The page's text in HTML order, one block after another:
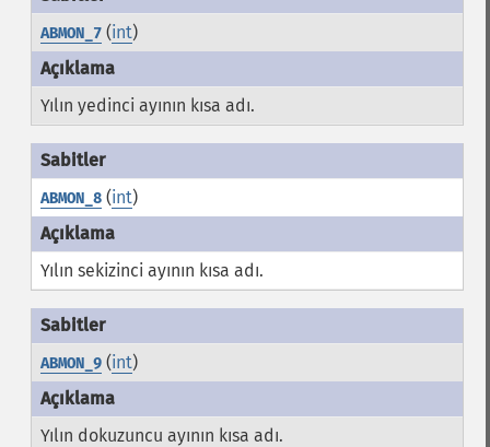
ABMON_7(int)
Yılın yedinci ayının kısa adı.
ABMON_8(int)
Yılın sekizinci ayının kısa adı.
ABMON_9(int)
Yılın dokuzuncu ayının kısa adı.